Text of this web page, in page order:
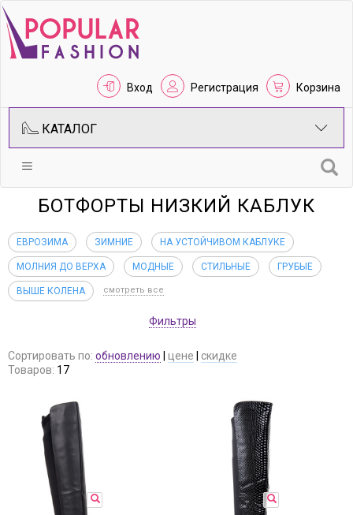
Вход Регистрация Корзина
КАТАЛОГ
БОТФОРТЫ НИЗКИЙ КАБЛУК
ЕВРОЗИМА ЗИМНИЕ НА УСТОЙЧИВОМ КАБЛУКЕ
МОЛНИЯ ДО ВЕРХА МОДНЫЕ СТИЛЬНЫЕ ГРУБЫЕ
ВЫШЕ КОЛЕНА смотреть все
Фильтры
Сортировать по: обновлению цене
скидке
Товаров: 17